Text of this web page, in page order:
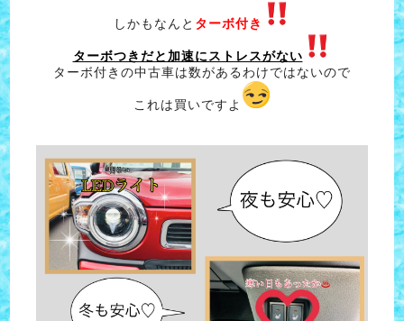
しかもなんと ターボ付き
ターボつきだと加速にストレスがない
ターボ付きの中古車は数があるわけではないので
これは買いですよ